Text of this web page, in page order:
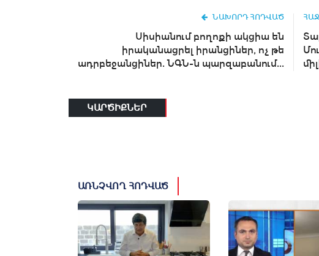
ՆԱԽՈՐԴ ՀՈԴՎԱԾ
Սիսիանում բողոքի ակցիա են
իրականացրել իրանցիներ, ոչ թե
ադրբեջանցիներ. ՆԳՆ-ն պարզաբանում...
ԿԱՐԾԻՔՆԵՐ
ԱՌՆՉՎՈՂ ՀՈԴՎԱԾ